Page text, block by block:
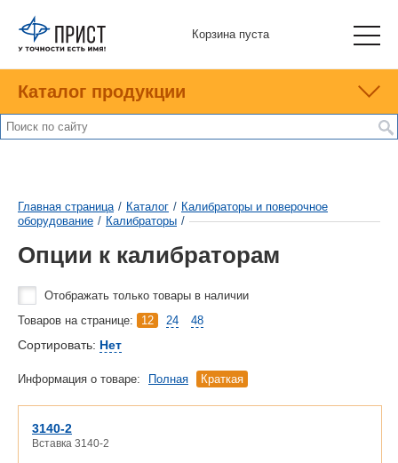
Корзина пуста
Каталог продукции
Главная страница / Каталог / Калибраторы и поверочное
оборудование / Калибраторы /
Опции к калибраторам
Отображать только товары в наличии
Товаров на странице:
12 24 48
Сортировать: Нет
Информация о товаре: Полная Краткая
3140-2
Вставка 3140-2